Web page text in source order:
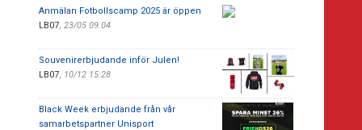
Anmälan Fotbollscamp 2025 är öppen
LB07,23/05 09:04
Souvenirerbjudande inför Julen!
LB07, 10/12 15:28
Black Week erbjudande från vår
samarbetspartner Unisport